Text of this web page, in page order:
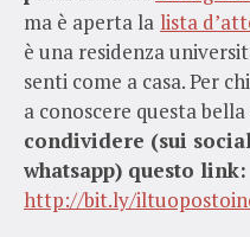
ma è aperta la lista
è una residenza
senti come a casa. Per
a conoscere questa
condividere (sui
whatsapp) questo link:
http://bit.ly/